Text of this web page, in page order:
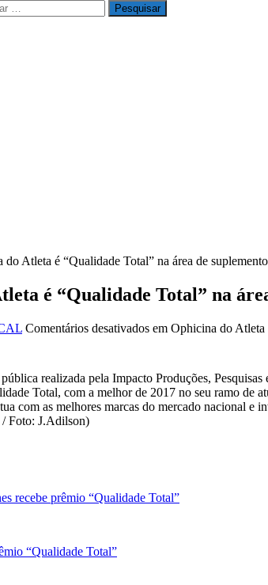
do Atleta é “Qualidade Total” na área de
é “Qualidade Total” na
Comentários desativados em Ophicina do Atleta
realizada pela Impacto Produções,
Total, com a melhor de 2017 no seu ramo de
com as melhores marcas do mercado nacional e
/ Foto: J.Adilson)
recebe prêmio “Qualidade Total”
“Qualidade Total”